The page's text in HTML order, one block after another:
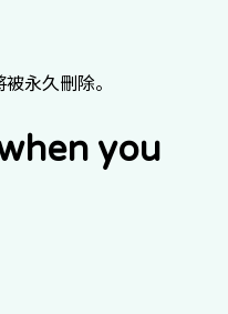
永久刪除。
you